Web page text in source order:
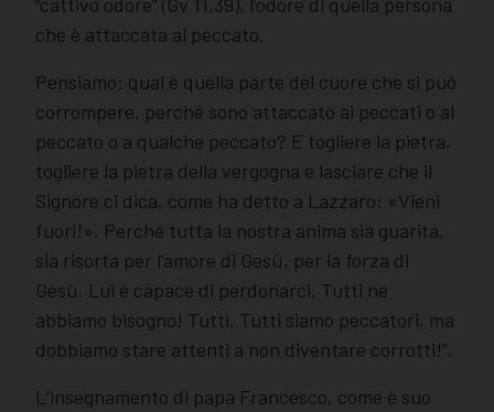
che è attaccata al peccato.
Pensiamo: qual è quella parte del cuore che si può
corrompere, perché sono attaccato ai peccati o al
peccato o a qualche peccato? E togliere la pietra,
togliere la pietra della vergogna e lasciare che il
Signore ci dica, come ha detto a Lazzaro: «Vieni
fuori!». Perché tutta la nostra anima sia guarita,
sia risorta per l’amore di Gesù, per la forza di
Gesù. Lui è capace di perdonarci. Tutti ne
abbiamo bisogno! Tutti. Tutti siamo peccatori, ma
dobbiamo stare attenti a non diventare corrotti!”.
L’insegnamento di papa Francesco, come è suo